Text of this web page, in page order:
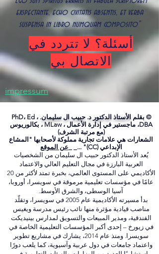
"Ego sum spiritus errans in fabula scriptorem
exspectante, echo civitatis absentis, et verba
suspensa in libro numquam composito"
أسئلة؟ لا تتردد في
الاتصال بي
impressum
© بقلم الأستاذ الدكتور د. حبيب ال سليمان.
DBA، ماجستير في إدارة الأعمال ، MLaw ، بكالوريوس
(مع مرتبة الشرف)
الشعارات هي علامات تجارية مملوكة لأصحابها "المشاع
الإبداعي (CC)" ..._ _
عن الموقع
يُعد الأستاذ الدكتور حبيب ال سليمان من الشخصيات
العربية البارزة في مجال التعليم العالي والاعتماد
عامًا في مؤسسات تعليمية مرموقة في سويسرا، أوروبا،
آسيا الوسطى، والشرق الأوسط.
بدأ مسيرته الأكاديمية عام 2005 في سويسرا، وتقلّد
مناصب قيادية مؤثرة منها نائب رئيس مدرسة ويغيس
الفندقية، ومدير المبيعات والتسويق لمدارس بينيديكت